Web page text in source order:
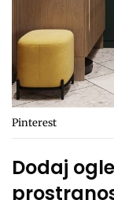
Pinterest
Dodaj